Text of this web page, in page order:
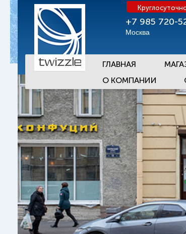
+7 985 720-
Москва
ГЛАВНАЯ
О КОМПАНИИ